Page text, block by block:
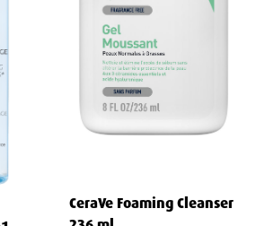
CeraVe Foaming Cleanser